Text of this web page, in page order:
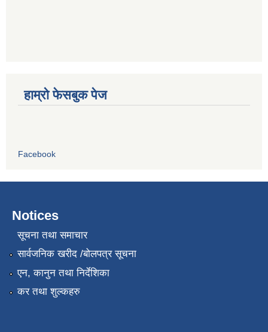
हाम्रो फेसबुक पेज
Facebook
Notices
सूचना तथा समाचार
सार्वजनिक खरीद /बोलपत्र सूचना
एन, कानुन तथा निर्देशिका
कर तथा शुल्कहरु